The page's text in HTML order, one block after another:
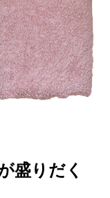
盛りだく